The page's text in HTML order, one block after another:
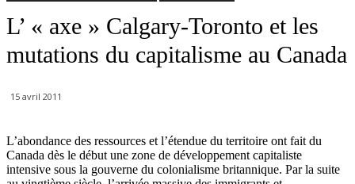
L’ « axe » Calgary-Toronto et les
mutations du capitalisme au Canada
15 avril 2011
L’abondance des ressources et l’étendue du territoire ont fait du
Canada dès le début une zone de développement capitaliste
intensive sous la gouverne du colonialisme britannique. Par la suite